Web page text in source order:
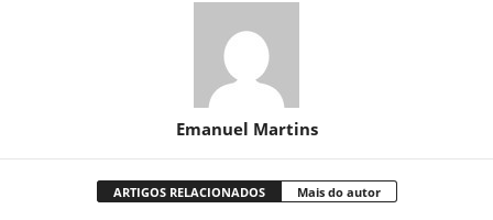
Emanuel Martins
ARTIGOS RELACIONADOS Mais do autor